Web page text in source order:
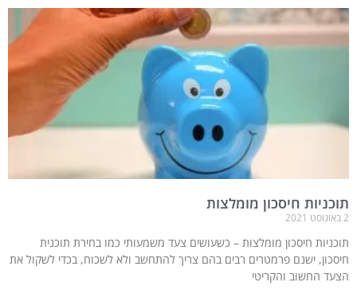
תוכניות חיסכון מומלצות
2 באוגוסט 2021
תוכניות חיסכון מומלצות – כשעושים צעד משמעותי כמו בחירת תוכנית
חיסכון, ישנם פרמטרים רבים בהם צריך להתחשב ולא לשכוח, בכדי לשקול את
הצעד החשוב והקריטי